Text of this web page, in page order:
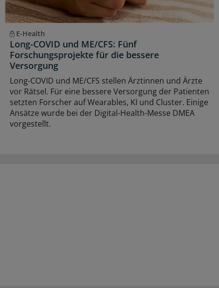
E-Health
Long-COVID und ME/CFS: Fünf
Forschungsprojekte für die bessere
Versorgung
Long-COVID und ME/CFS stellen Ärztinnen und Ärzte
vor Rätsel. Für eine bessere Versorgung der Patienten
setzten Forscher auf Wearables, KI und Cluster. Einige
Ansätze wurde bei der Digital-Health-Messe DMEA
vorgestellt.